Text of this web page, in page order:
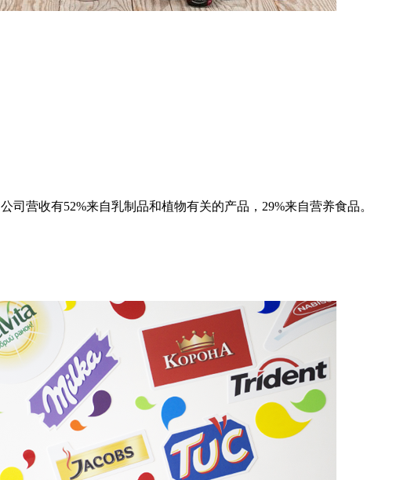
营收有52%来自乳制品和植物有关的产品，29%来自营养食品。